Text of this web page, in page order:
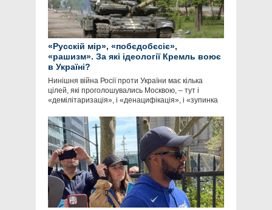
«Русскій мір», «побєдобєсіє»,
«рашизм». За які ідеології Кремль воює
в Україні?
Нинішня війна Росії проти України має кілька
цілей, які проголошувались Москвою, – тут і
«демілітаризація», і «денацифікація», і «зупинка